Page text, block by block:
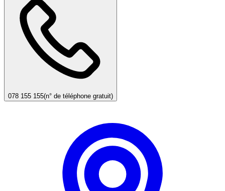
078 155 155(n° de téléphone gratuit)